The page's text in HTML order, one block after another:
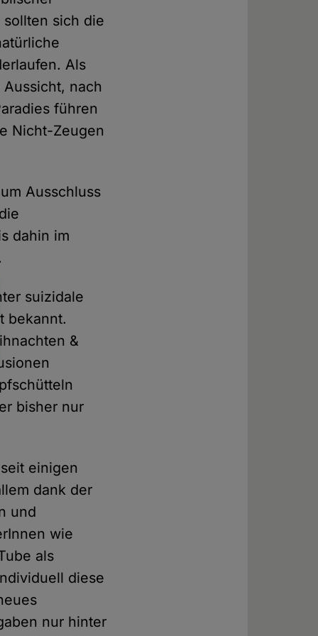
sich die
Als
nach
führen
Nicht-Zeugen
Ausschluss
dahin im
suizidale
bekannt.
&
bisher nur
einigen
dank der
und
wie
als
diese
nur hinter